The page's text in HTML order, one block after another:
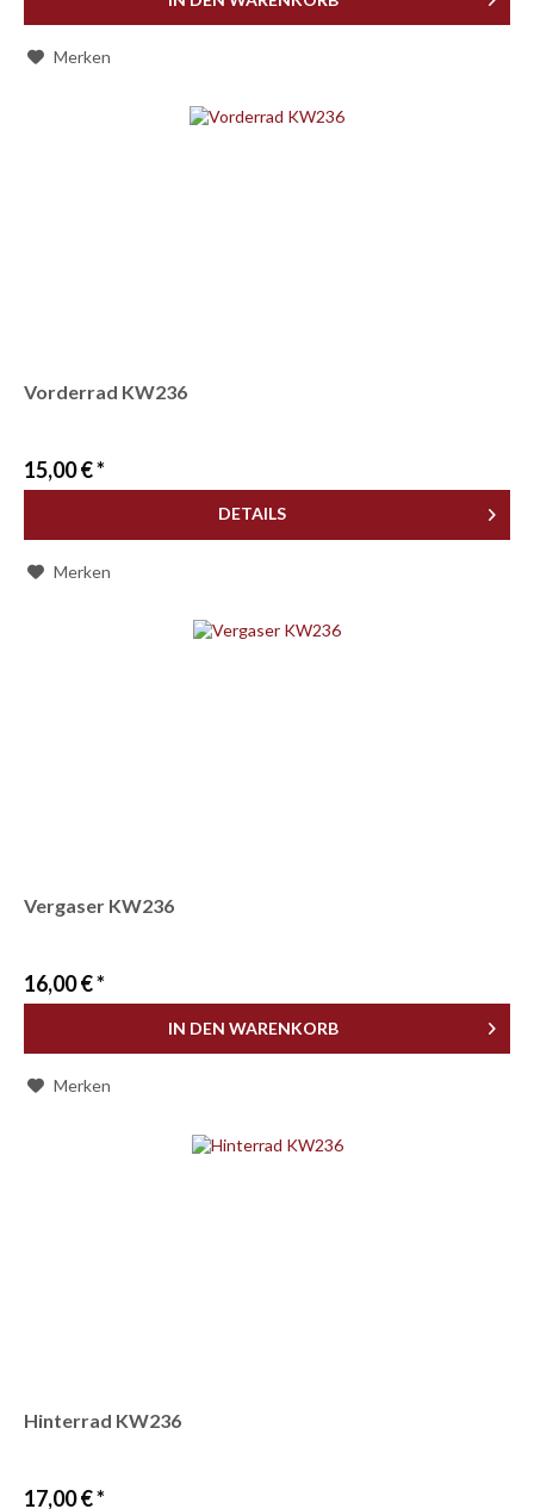
Merken
Vorderrad KW236
15,00 € *
DETAILS
Merken
Vergaser KW236
16,00 € *
IN DEN WARENKORB
Merken
Hinterrad KW236
17,00 € *